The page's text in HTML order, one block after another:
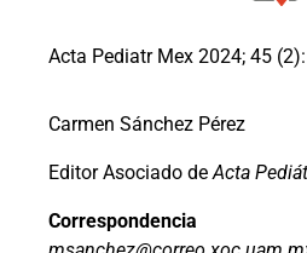
Acta Pediatr Mex 2024; 45
Carmen Sánchez Pérez
Editor Asociado deActa
Correspondencia